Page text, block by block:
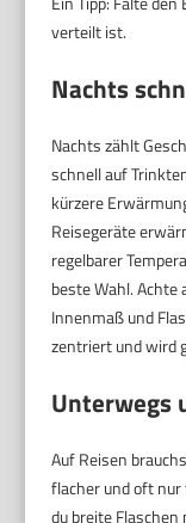
verteilt ist.
Nachts
Nachts zählt
schnell auf
kürzere
Reisegeräte
regelbarer
beste Wahl.
Innenmaß und
zentriert und wird
Unterwegs
Auf Reisen
flacher und oft nur
du breite Flaschen